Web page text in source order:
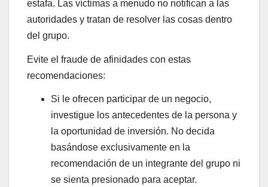
estafa. Las víctimas a menudo no notifican a las
autoridades y tratan de resolver las cosas dentro
del grupo.
Evite el fraude de afinidades con estas
recomendaciones:
Si le ofrecen participar de un negocio,
investigue los antecedentes de la persona y
la oportunidad de inversión. No decida
basándose exclusivamente en la
recomendación de un integrante del grupo ni
se sienta presionado para aceptar.